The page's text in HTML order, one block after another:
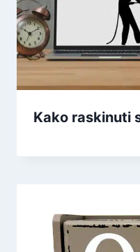
Kako raskinuti